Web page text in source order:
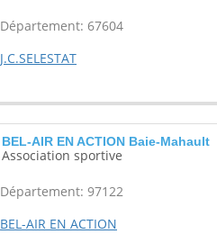
Département: 67604
J.C.SELESTAT
BEL-AIR EN ACTION Baie-Mahault
Association sportive
Département: 97122
BEL-AIR EN ACTION